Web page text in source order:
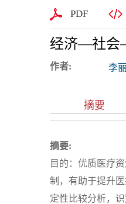
PDF
经济—社会
作者: 李
摘要
摘要:
目的：优质医疗
制，有助于提升
定性比较分析，